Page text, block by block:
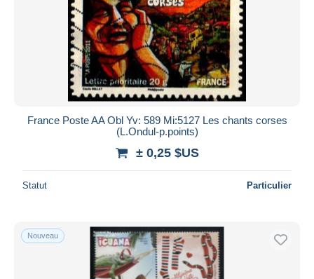
France Poste AA Obl Yv: 589 Mi:5127 Les chants corses
(L.Ondul-p.points)
± 0,25 $US
Statut Particulier
Nouveau